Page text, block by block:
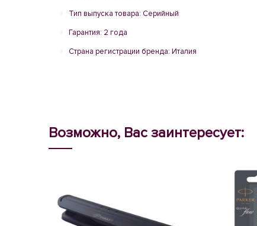
Тип выпуска товара: Серийный
Гарантия: 2 года
Страна регистрации бренда: Италия
Возможно, Вас заинтересует: